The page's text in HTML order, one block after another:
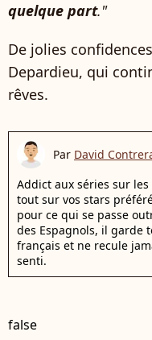
quelque part."
De jolies
Depardieu, qui
rêves.
Par David
Addict aux séries sur
tout sur vos stars
pour ce qui se passe
des Espagnols, il garde
français et ne recule
senti.
false